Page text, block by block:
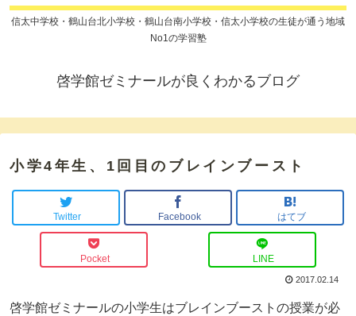
信太中学校・鶴山台北小学校・鶴山台南小学校・信太小学校の生徒が通う地域
No1の学習塾
啓学館ゼミナールが良くわかるブログ
小学4年生、1回目のブレインブースト
Twitter Facebook はてブ
Pocket LINE
2017.02.14
啓学館ゼミナールの小学生はブレインブーストの授業が必